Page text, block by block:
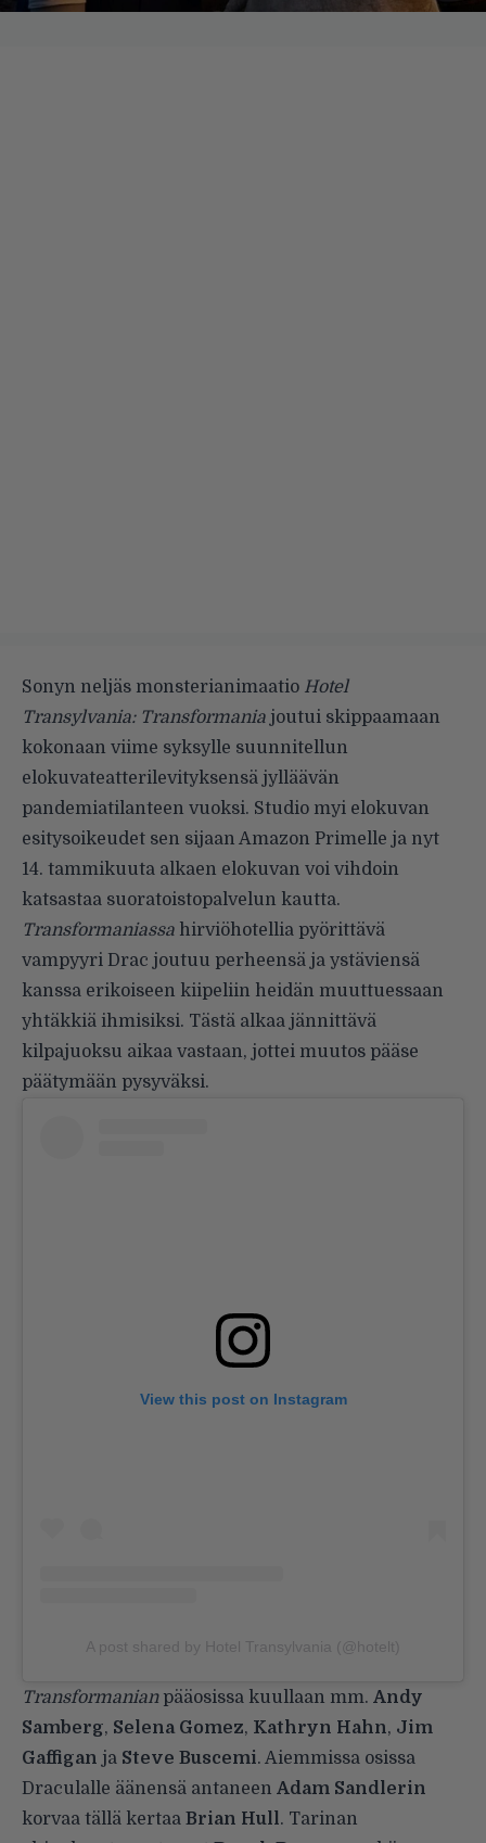
Sonyn neljäs monsterianimaatio Hotel
Transylvania: Transformania joutui skippaamaan
kokonaan viime syksylle suunnitellun
elokuvateatterilevityksensä jylläävän
pandemiatilanteen vuoksi. Studio myi elokuvan
esitysoikeudet sen sijaan Amazon Primelle ja nyt
14. tammikuuta alkaen elokuvan voi vihdoin
katsastaa suoratoistopalvelun kautta.
Transformaniassa hirviöhotellia pyörittävä
vampyyri Drac joutuu perheensä ja ystäviensä
kanssa erikoiseen kiipeliin heidän muuttuessaan
yhtäkkiä ihmisiksi. Tästä alkaa jännittävä
kilpajuoksu aikaa vastaan, jottei muutos pääse
päätymään pysyväksi.
View this post on Instagram
A post shared by Hotel Transylvania (@hotelt)
Transformanianpääosissa kuullaan mm. Andy
Samberg, Selena Gomez, Kathryn Hahn, Jim
Gaffigan ja Steve Buscemi. Aiemmissa osissa
Draculalle äänensä antaneen Adam Sandlerin
korvaa tällä kertaa Brian Hull. Tarinan